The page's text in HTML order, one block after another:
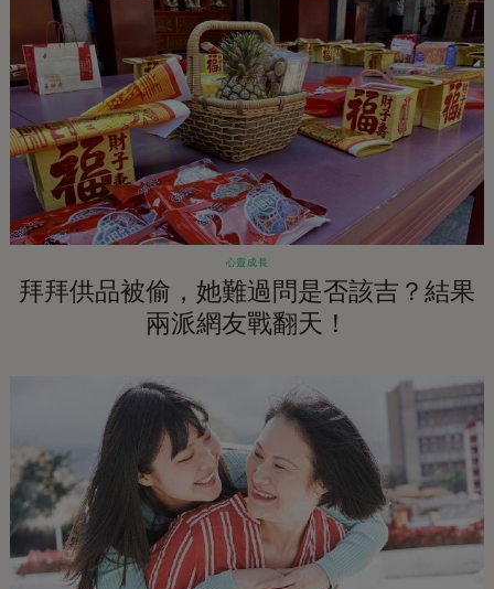
心靈成長
拜拜供品被偷，她難過問是否該吉？結果
兩派網友戰翻天！